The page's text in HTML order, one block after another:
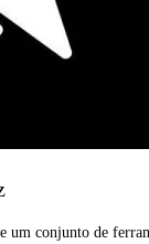
um conjunto de